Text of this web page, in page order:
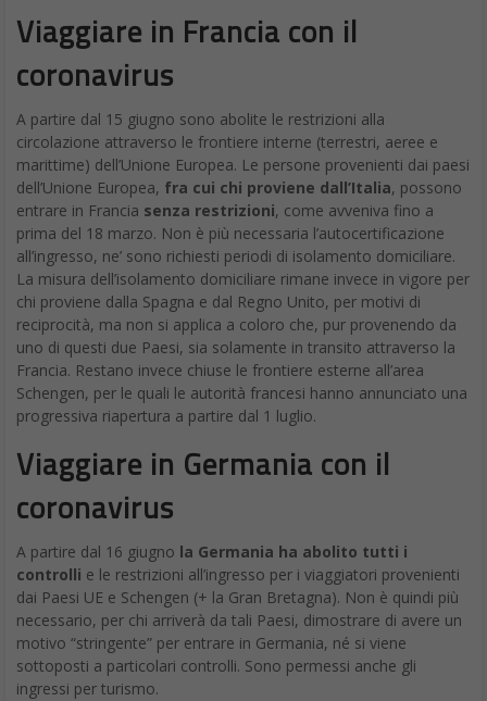
Viaggiare in Francia con il
coronavirus
A partire dal 15 giugno sono abolite le restrizioni alla
circolazione attraverso le frontiere interne (terrestri, aeree e
marittime) dell’Unione Europea. Le persone provenienti dai paesi
dell’Unione Europea, fra cui chi proviene dall’Italia, possono
entrare in Francia senza restrizioni, come avveniva fino a
prima del 18 marzo. Non è più necessaria l’autocertificazione
all’ingresso, ne’ sono richiesti periodi di isolamento domiciliare.
La misura dell’isolamento domiciliare rimane invece in vigore per
chi proviene dalla Spagna e dal Regno Unito, per motivi di
reciprocità, ma non si applica a coloro che, pur provenendo da
uno di questi due Paesi, sia solamente in transito attraverso la
Francia. Restano invece chiuse le frontiere esterne all’area
Schengen, per le quali le autorità francesi hanno annunciato una
progressiva riapertura a partire dal 1 luglio.
Viaggiare in Germania con il
coronavirus
A partire dal 16 giugno la Germania ha abolito tutti i
controlli e le restrizioni all’ingresso per i viaggiatori provenienti
dai Paesi UE e Schengen (+ la Gran Bretagna). Non è quindi più
necessario, per chi arriverà da tali Paesi, dimostrare di avere un
motivo “stringente” per entrare in Germania, né si viene
sottoposti a particolari controlli. Sono permessi anche gli
ingressi per turismo.